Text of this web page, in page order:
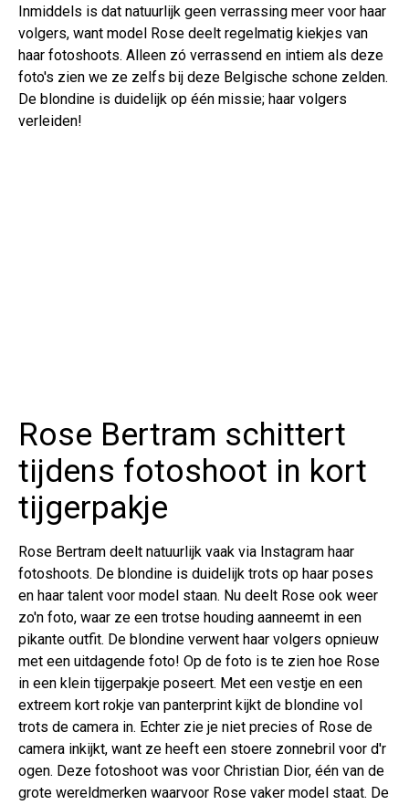
Inmiddels is dat natuurlijk geen verrassing meer voor haar
volgers, want model Rose deelt regelmatig kiekjes van
haar fotoshoots. Alleen zó verrassend en intiem als deze
foto's zien we ze zelfs bij deze Belgische schone zelden.
De blondine is duidelijk op één missie; haar volgers
verleiden!
Rose Bertram schittert
tijdens fotoshoot in kort
tijgerpakje
Rose Bertram deelt natuurlijk vaak via Instagram haar
fotoshoots. De blondine is duidelijk trots op haar poses
en haar talent voor model staan. Nu deelt Rose ook weer
zo'n foto, waar ze een trotse houding aanneemt in een
pikante outfit. De blondine verwent haar volgers opnieuw
met een uitdagende foto! Op de foto is te zien hoe Rose
in een klein tijgerpakje poseert. Met een vestje en een
extreem kort rokje van panterprint kijkt de blondine vol
trots de camera in. Echter zie je niet precies of Rose de
camera inkijkt, want ze heeft een stoere zonnebril voor d'r
ogen. Deze fotoshoot was voor Christian Dior, één van de
grote wereldmerken waarvoor Rose vaker model staat. De